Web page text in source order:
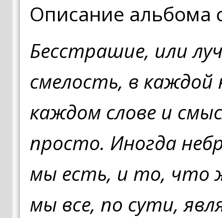
Описание альбома
Бесстрашие, или
смелость, в каждой
каждом слове и
просто. Иногда
мы есть, и то, что
мы все, по сути,